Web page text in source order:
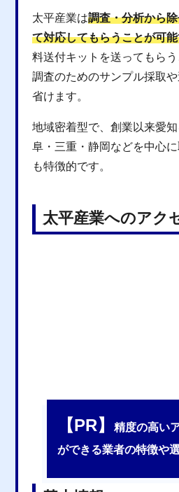
太平産業は調査・分析から
て対応してもらうことが可
料送付キットを送ってもらう
調査のためのサンプル採取
省けます。
地域密着型で、創業以来愛
阜・三重・静岡などを中心
も特徴的です。
太平産業へのアク
【PR】精度の高い
ができる業者の特徴や